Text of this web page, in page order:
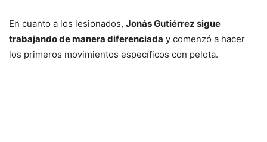
En cuanto a los lesionados, Jonás Gutiérrez sigue
trabajando de manera diferenciada y comenzó a hacer
los primeros movimientos específicos con pelota.